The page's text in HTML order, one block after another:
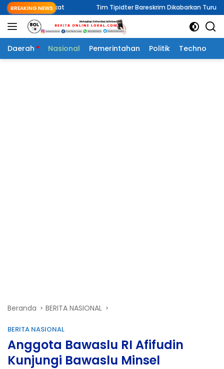
Langsung
ke
konten
BREAKING NEWSTim Tipidter Bareskrim Dikabarkan Turun Selidiki Dugaan
Daerah Nasional Pemerintahan Politik Techno
Beranda BERITA NASIONAL
BERITA NASIONAL
Anggota Bawaslu RI Afifudin
Kunjungi Bawaslu Minsel